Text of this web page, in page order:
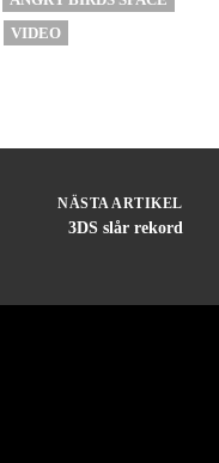
VIDEO
NÄSTA ARTIKEL
3DS slår rekord